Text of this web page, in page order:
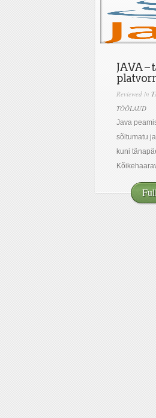
JAVA –
Reviewed in
TÖÖLAUD
Java
sõltumatu
kuni